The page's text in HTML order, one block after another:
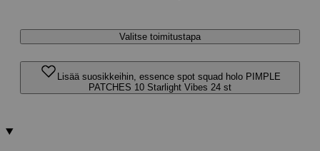
Valitse toimitustapa
Lisää suosikkeihin, essence spot squad holo PIMPLE
PATCHES 10 Starlight Vibes 24 st